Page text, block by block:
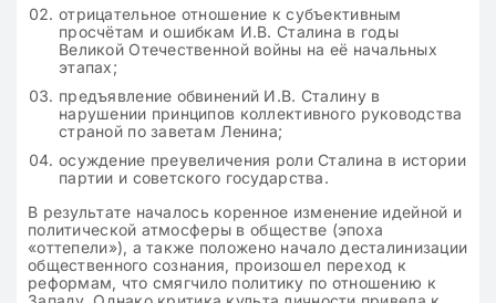
отрицательное отношение к субъективным
просчётам и ошибкам И.В. Сталина в годы
Великой Отечественной войны на её начальных
этапах;
предъявление обвинений И.В. Сталину в
нарушении принципов коллективного руководства
страной по заветам Ленина;
осуждение преувеличения роли Сталина в истории
партии и советского государства.
В результате началось коренное изменение идейной и
политической атмосферы в обществе (эпоха
«оттепели»), а также положено начало десталинизации
общественного сознания, произошел переход к
реформам, что смягчило политику по отношению к